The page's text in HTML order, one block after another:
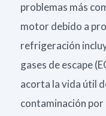
problemas más
motor debido a
refrigeración
gases de escape
acorta la vida útil
contaminación por